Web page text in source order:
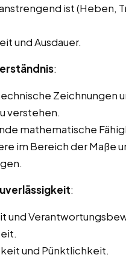
ist (Heben,
und Ausdauer.
:
Zeichnungen
verstehen.
mathematische
im Bereich der Maße
:
und
und Pünktlichkeit.